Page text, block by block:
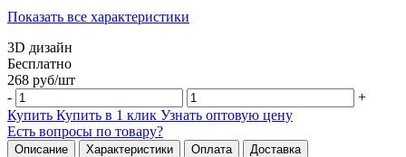
Показать все характеристики
3D дизайн
Бесплатно
268 руб/шт
-
+
Купить Купить в 1 клик Узнать оптовую цену
Есть вопросы по товару?
Описание Характеристики Оплата Доставка